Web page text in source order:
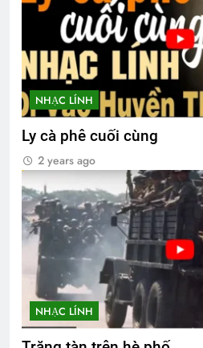
NHẠC LÍNH
Ly cà phê cuối cùng
2 years ago
NHẠC LÍNH